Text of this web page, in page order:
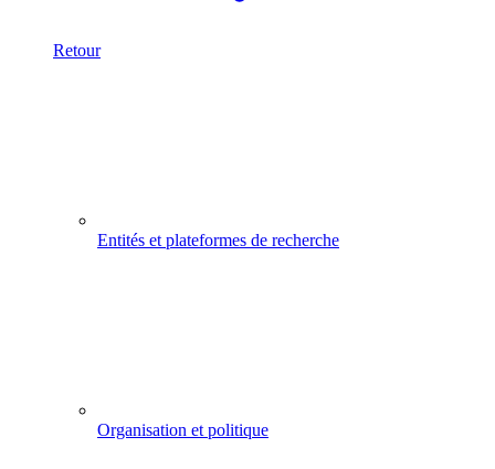
Retour
Entités et plateformes de recherche
Organisation et politique